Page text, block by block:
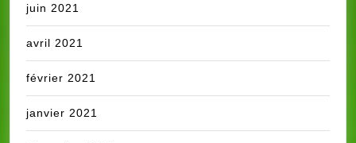
juin 2021
avril 2021
février 2021
janvier 2021